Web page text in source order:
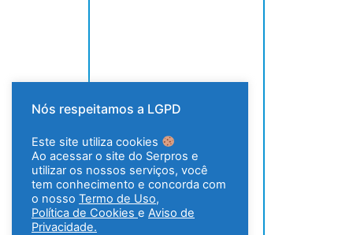
Nós respeitamos a LGPD
Este site utiliza cookies
Ao acessar o site do Serpros e
utilizar os nossos serviços, você
tem conhecimento e concorda com
o nosso Termo de Uso,
Política de Cookies e Aviso de
Privacidade.